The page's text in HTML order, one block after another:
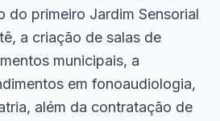
do primeiro Jardim Sensorial
a criação de salas de
municipais, a
em fonoaudiologia,
além da contratação de